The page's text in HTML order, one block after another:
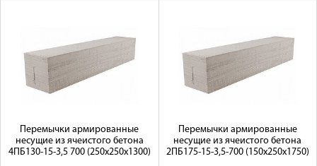
Перемычки армированные
несущие из ячеистого бетона
4ПБ130-15-3,5 700 (250х250х1300)
Перемычки армированные
несущие из ячеистого бетона
2ПБ175-15-3,5-700 (150х250х1750)